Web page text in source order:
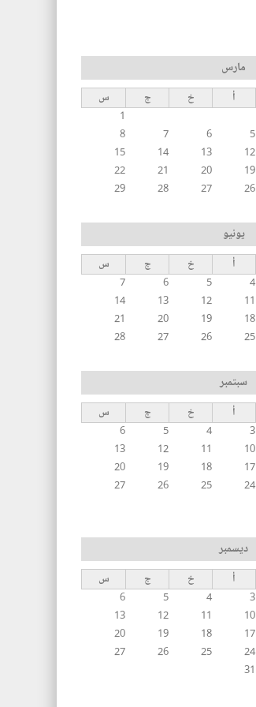
مارس
أ خ ج
س
1
5
6
7
8
12
13
14
15
19
20
21
22
26
27
28
29
يونيو
أ خ ج
س
4
5
6
7
11
12
13
14
18
19
20
21
25
26
27
28
سبتمبر
أ خ ج
س
3
4
5
6
10
11
12
13
17
18
19
20
24
25
26
27
ديسمبر
أ خ ج
س
3
4
5
6
10
11
12
13
17
18
19
20
24
25
26
27
31